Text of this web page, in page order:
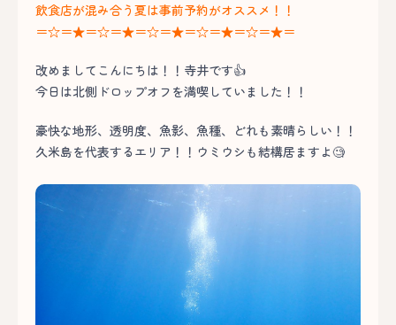
飲食店が混み合う夏は事前予約がオススメ！！
＝☆＝★＝☆＝★＝☆＝★＝☆＝★＝☆＝★＝
改めましてこんにちは！！寺井です👍
今日は北側ドロップオフを満喫していました！！
豪快な地形、透明度、魚影、魚種、どれも素晴らしい！！
久米島を代表するエリア！！ウミウシも結構居ますよ🧐